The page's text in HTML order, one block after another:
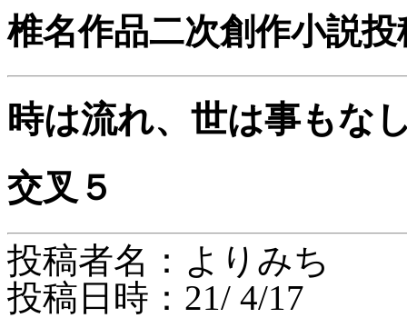
椎名作品二次創作小説投
時は流れ、世は事もな
交叉５
投稿者名：よりみち
投稿日時：21/ 4/17